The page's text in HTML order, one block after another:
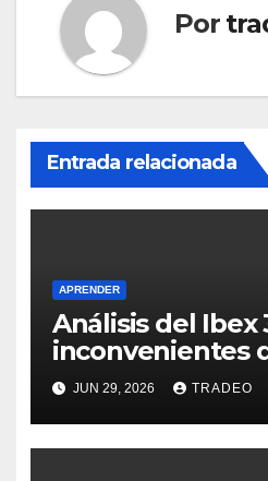
Por
Entrada relacionada
APRENDER
Análisis del Ibex
inconvenientes
élJUN 29, 2026 TRADEO